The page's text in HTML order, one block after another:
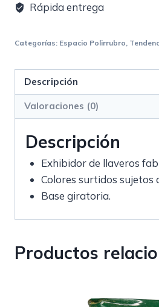
Rápida entrega
Categorías: Espacio Polirrubro,
Descripción
Valoraciones (0)
Descripción
Exhibidor de llaveros
Colores surtidos sujetos
Base giratoria.
Productos